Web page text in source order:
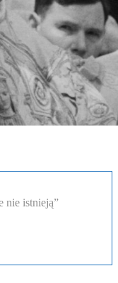
nie istnieją”